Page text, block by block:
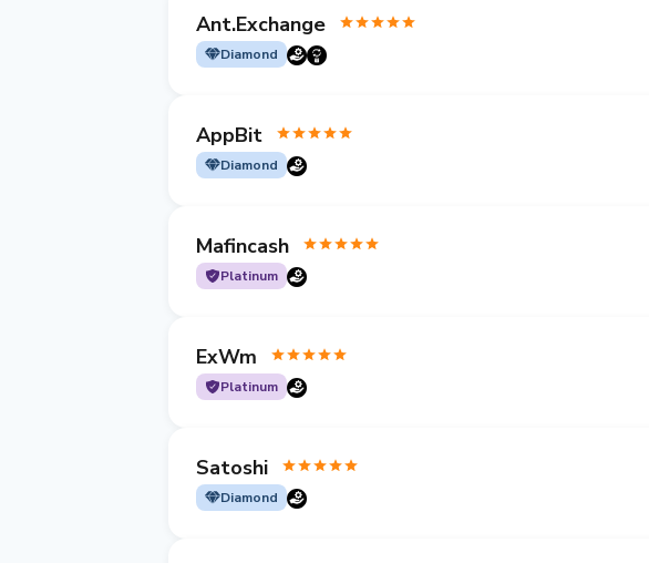
Ant.Exchange
Diamond
AppBit
Diamond
Mafincash
Platinum
ExWm
Platinum
Satoshi
Diamond